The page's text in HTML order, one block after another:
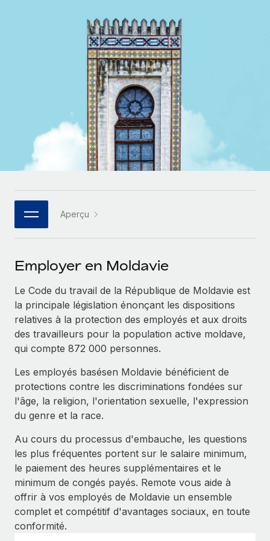
Gestion des freelances
Intégrez et gérez vos freelances partout dans le monde
Sous-traitez les opérations complexes liées à l’emploi
INFRASTRUCTURE
Intégration Remote
Intégrez vos RH aux flux de travail en toute simplicité
Plateforme
Connecter
Nouveau
Connectez n'importe quel outil d’IA à Remote grâce à
notre MCP
Intégrations
SERVICES
Demandez aux experts
Recevez des conseils d’experts sur les RH à
l’international et la conformité
Contrôles d’antécédents
Simplifiez vos processus de présélection des
Remote Watchtower
Gardez un temps d’avance sur les risques en
matière de conformité
Gestion des appareils
Achetez et suivez vos équipements informatiques
Examinez notre service par rapport aux autres
Des solutions agiles et internationales pour les RH et la
paie des entreprises en pleine croissance
Entreprises intermédiaires
Développez vos équipes avec des solutions RH sur
Entreprise
Les RH à l’international pour les grandes entreprises
Partenaires stratégiques de la tech
Devenir partenaire
Explorez avec nous vos opportunités de partenariat
Remote Build
Bientôt disponible
Conseil en intégrations et automatisations assistées par
l’IA
ÉTUDES DE CAS
Comment Weaviate, l'as de l'IA, a développé
ses effectifs de 120 % avec Remote
Weaviate en bref Weaviate crée des infrastructures open
source et AI-first. Sa mission est...
En savoir plus
Calculateur de paiement des freelances
Découvrez les devises disponibles et les vitesses de
paiement pour vos freelances internationaux
APPRENDRE AVEC REMOTE
Recherche et guides
Études de cas
Checklists et modèles
Descriptions de postes
Événements
Salle de presse
Données sur les salaires et les talents
Centre de ressources
Obtenir de l’aide
Voir toutes les ressources
BLOG
Paie multipays
EOR et PEO
Gestion des freelances
Taxes
Italiano
Português (Portugal)
日本語
한국어
Connexion
Aperçu
Employer en Moldavie
Le Code du travail de la République de Moldavie est
la principale législation énonçant les dispositions
relatives à la protection des employés et aux droits
des travailleurs pour la population active moldave,
qui compte 872 000 personnes.
Les employés basésen Moldavie bénéficient de
protections contre les discriminations fondées sur
l'âge, la religion, l'orientation sexuelle, l'expression
du genre et la race.
Au cours du processus d'embauche, les questions
les plus fréquentes portent sur le salaire minimum,
le paiement des heures supplémentaires et le
minimum de congés payés. Remote vous aide à
offrir à vos employés de Moldavie un ensemble
complet et compétitif d'avantages sociaux, en toute
conformité.